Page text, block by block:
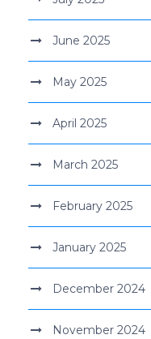
June 2025
May 2025
April 2025
March 2025
February 2025
January 2025
December 2024
November 2024